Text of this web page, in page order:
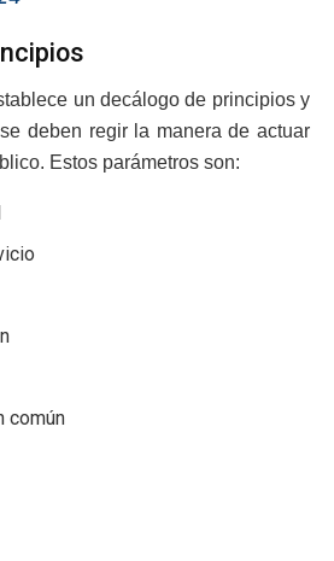
un decálogo de principios y
deben regir la manera de actuar
Estos parámetros son:
común